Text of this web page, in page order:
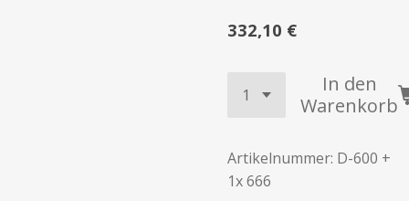
332,10 €
In den
Warenkorb
Artikelnummer: D-600 +
1x 666